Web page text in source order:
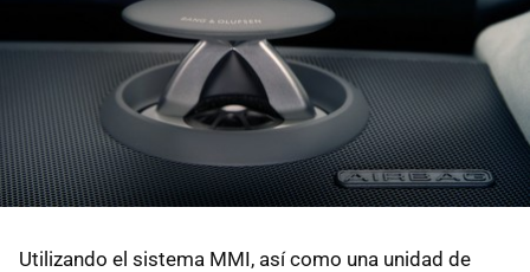
Utilizando el sistema MMI, así como una unidad de